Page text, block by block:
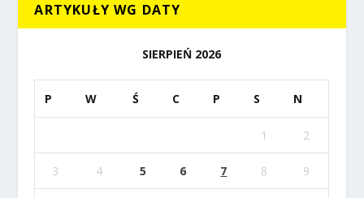
ARTYKUŁY WG DATY
SIERPIEŃ 2026
P W Ś C P S N
1 2
3 4 5 6 7 8 9